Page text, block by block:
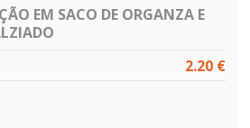
EM SACO DE ORGANZA E
2.20 €